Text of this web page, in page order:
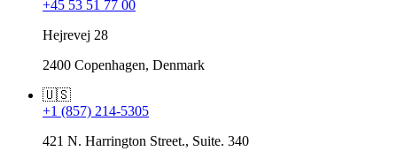
+45 53 51 77 00
Hejrevej 28
2400 Copenhagen, Denmark
🇺🇸
+1 (857) 214-5305
421 N. Harrington Street., Suite. 340